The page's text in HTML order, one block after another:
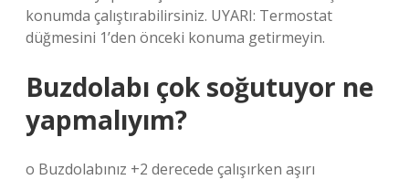
konumda çalıştırabilirsiniz. UYARI: Termostat
düğmesini 1’den önceki konuma getirmeyin.
Buzdolabı çok soğutuyor ne
yapmalıyım?
o Buzdolabınız +2 derecede çalışırken aşırı